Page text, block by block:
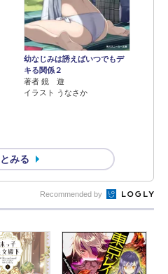
幼なじみは誘えばいつでもデ
キる関係２
著者 鏡 遊
イラスト うなさか
みる
Recommended by